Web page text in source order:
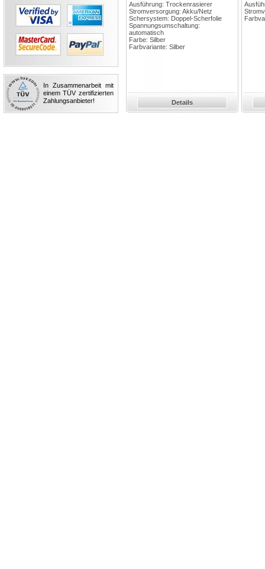
In Zusammenarbeit mit
einem TÜV zertifizierten
Zahlungsanbieter!
Ausführung: Trockenrasierer
Stromversorgung: Akku/Netz
Schersystem: Doppel-Scherfolie
Spannungsumschaltung:
automatisch
Farbe: Silber
Farbvariante: Silber
Details